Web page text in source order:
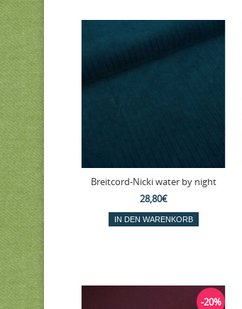
Breitcord-Nicki water by night
28,80€
-20%